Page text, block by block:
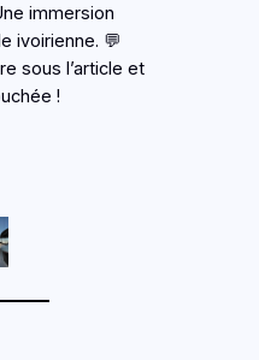
immersion
ivoirienne. 💬
sous l’article et
!